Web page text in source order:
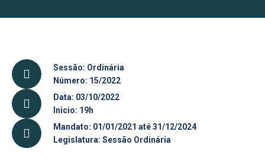
Sessão: Ordinária
Número: 15/2022
Data: 03/10/2022
Inicio: 19h
Mandato: 01/01/2021 até 31/12/2024
Legislatura: Sessão Ordinária